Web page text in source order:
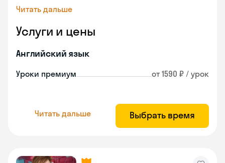
Читать дальше
Услуги и цены
Английский язык
Уроки премиум от 1590 ₽ / урок
Читать дальше Выбрать время